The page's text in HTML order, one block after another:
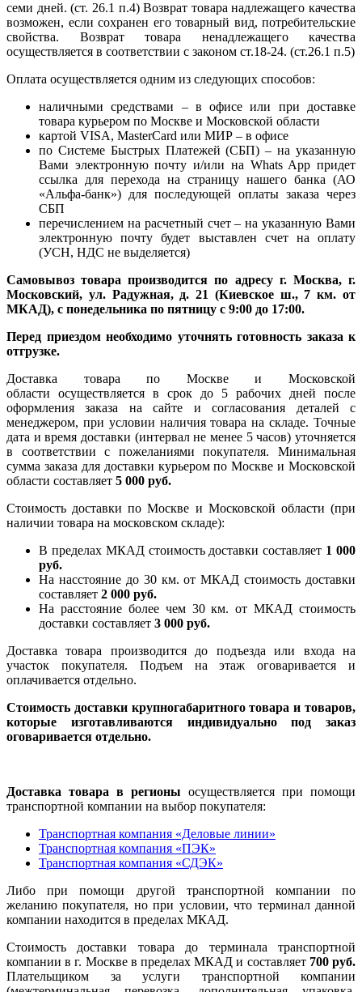
семи дней. (ст. 26.1 п.4) Возврат товара надлежащего качества
возможен, если сохранен его товарный вид, потребительские
свойства. Возврат товара ненадлежащего качества
осуществляется в соответствии с законом ст.18-24. (ст.26.1 п.5)
Оплата осуществляется одним из следующих способов:
наличными средствами – в офисе или при доставке
товара курьером по Москве и Московской области
картой VISA, MasterCard или МИР – в офисе
по Системе Быстрых Платежей (СБП) – на указанную
Вами электронную почту и/или на Whats App придет
ссылка для перехода на страницу нашего банка (АО
«Альфа-банк») для последующей оплаты заказа через
СБП
перечислением на расчетный счет – на указанную Вами
электронную почту будет выставлен счет на оплату
(УСН, НДС не выделяется)
Самовывоз товара производится по адресу г. Москва, г.
Московский, ул. Радужная, д. 21 (Киевское ш., 7 км. от
МКАД), с понедельника по пятницу с 9:00 до 17:00.
Перед приездом необходимо уточнять готовность заказа к
отгрузке.
Доставка товара по Москве и Московской
области осуществляется в срок до 5 рабочих дней после
оформления заказа на сайте и согласования деталей с
менеджером, при условии наличия товара на складе. Точные
дата и время доставки (интервал не менее 5 часов) уточняется
в соответствии с пожеланиями покупателя. Минимальная
сумма заказа для доставки курьером по Москве и Московской
области составляет 5 000 руб.
Стоимость доставки по Москве и Московской области (при
наличии товара на московском складе):
В пределах МКАД стоимость доставки составляет 1 000
руб.
На насcтояние до 30 км. от МКАД стоимость доставки
составляет 2 000 руб.
На расстояние более чем 30 км. от МКАД стоимость
доставки составляет 3 000 руб.
Доставка товара производится до подъезда или входа на
участок покупателя. Подъем на этаж оговаривается и
оплачивается отдельно.
Стоимость доставки крупногабаритного товара и товаров,
которые изготавливаются индивидуально под заказ
оговаривается отдельно.
Доставка товара в регионы осуществляется при помощи
транспортной компании на выбор покупателя:
Транспортная компания «Деловые линии»
Транспортная компания «ПЭК»
Транспортная компания «СДЭК»
Либо при помощи другой транспортной компании по
желанию покупателя, но при условии, что терминал данной
компании находится в пределах МКАД.
Стоимость доставки товара до терминала транспортной
компании в г. Москве в пределах МКАД и составляет 700 руб.
Плательщиком за услуги транспортной компании